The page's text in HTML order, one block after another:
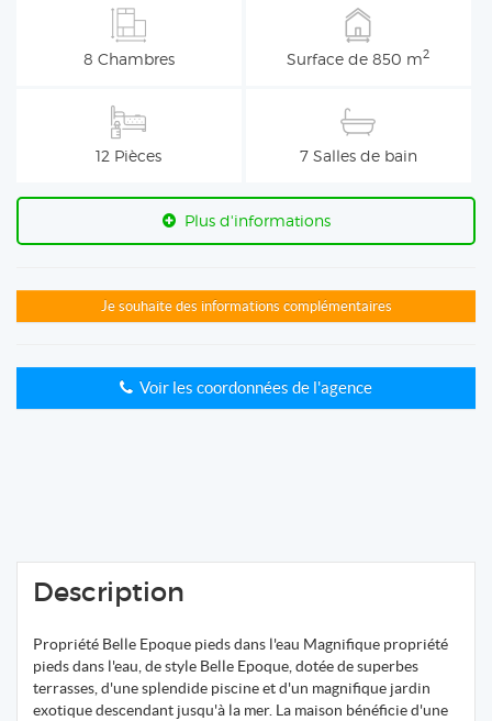
8 Chambres Surface de 850 m2
12 Pièces 7 Salles de bain
Plus d'informations
Je souhaite des informations complémentaires
Voir les coordonnées de l'agence
Description
Propriété Belle Epoque pieds dans l'eau Magnifique propriété
pieds dans l'eau, de style Belle Epoque, dotée de superbes
terrasses, d'une splendide piscine et d'un magnifique jardin
exotique descendant jusqu'à la mer. La maison bénéficie d'une